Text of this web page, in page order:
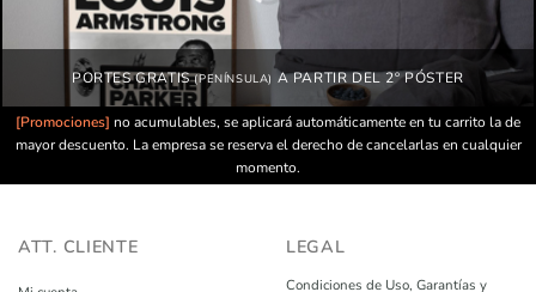
PORTES GRATIS(PENÍNSULA) A PARTIR DEL 2º PÓSTER
[Promociones] no acumulables, se aplicará automáticamente en tu carrito la de
mayor descuento. La empresa se reserva el derecho de cancelarlas en cualquier
momento.
ATT. CLIENTE LEGAL
Condiciones de Uso, Garantías y